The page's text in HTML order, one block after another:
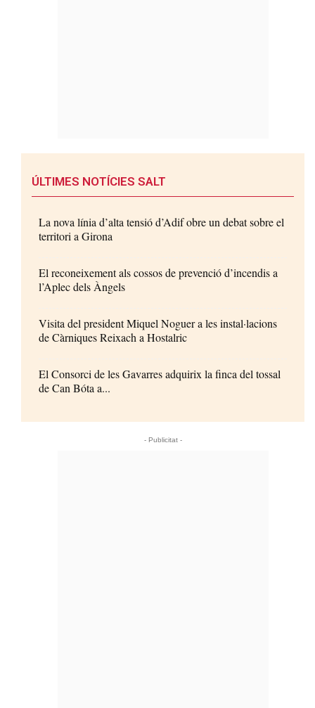
ÚLTIMES NOTÍCIES SALT
La nova línia d’alta tensió d’Adif obre un debat sobre el
territori a Girona
El reconeixement als cossos de prevenció d’incendis a
l’Aplec dels Àngels
Visita del president Miquel Noguer a les instal·lacions
de Càrniques Reixach a Hostalric
El Consorci de les Gavarres adquirix la finca del tossal
de Can Bóta a...
- Publicitat -